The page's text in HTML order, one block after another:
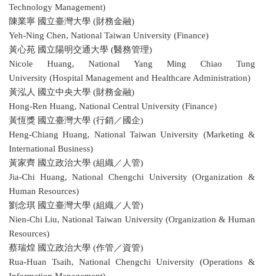
Technology Management)
陳業寧 國立臺灣大學 (財務金融)
Yeh-Ning Chen, National Taiwan University (Finance)
黃心苑 國立陽明交通大學 (醫務管理)
Nicole Huang, National Yang Ming Chiao Tung
University (Hospital Management and Healthcare Administration)
黃泓人 國立中央大學 (財務金融)
Hong-Ren Huang, National Central University (Finance)
黃恆獎 國立臺灣大學 (行銷／國企)
Heng-Chiang Huang, National Taiwan University (Marketing &
International Business)
黃家齊 國立政治大學 (組織／人管)
Jia-Chi Huang, National Chengchi University (Organization &
Human Resources)
劉念琪 國立臺灣大學 (組織／人管)
Nien-Chi Liu, National Taiwan University (Organization & Human
Resources)
蔡瑞煌 國立政治大學 (作管／資管)
Rua-Huan Tsaih, National Chengchi University (Operations &